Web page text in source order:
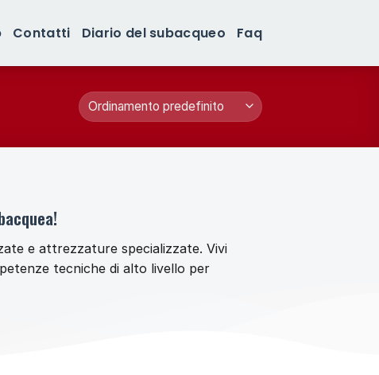
Contatti Diario del subacqueo Faq
e attrezzature specializzate. Vivi
tecniche di alto livello per